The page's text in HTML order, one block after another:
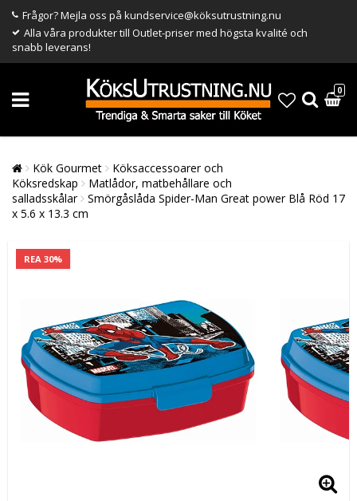
Frågor? Mejla oss på kundservice@köksutrustning.nu
Alla våra produkter till Outlet-priser med högsta kvalité och
snabb leverans!
0
Kök Gourmet
Köksaccessoarer och
Köksredskap
Matlådor, matbehållare och
salladsskålar
Smörgåslåda Spider-Man Great power Blå Röd 17
x 5.6 x 13.3 cm
REA 30%